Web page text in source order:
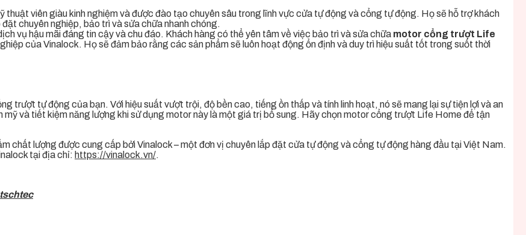
thuật viên giàu kinh nghiệm và được đào tạo chuyên sâu trong lĩnh vực cửa tự động và cổng tự động. Họ sẽ hỗ trợ khách
chuyên nghiệp, bảo trì và sửa chữa nhanh chóng.
vụ hậu mãi đáng tin cậy và chu đáo. Khách hàng có thể yên tâm về việc bảo trì và sửa chữa motor cổng trượt Life
của Vinalock. Họ sẽ đảm bảo rằng các sản phẩm sẽ luôn hoạt động ổn định và duy trì hiệu suất tốt trong suốt thời
trượt tự động của bạn. Với hiệu suất vượt trội, độ bền cao, tiếng ồn thấp và tính linh hoạt, nó sẽ mang lại sự tiện lợi và an
và tiết kiệm năng lượng khi sử dụng motor này là một giá trị bổ sung. Hãy chọn motor cổng trượt Life Home để tận
chất lượng được cung cấp bởi Vinalock – một đơn vị chuyên lắp đặt cửa tự động và cổng tự động hàng đầu tại Việt Nam.
tại địa chỉ: https://vinalock.vn/.